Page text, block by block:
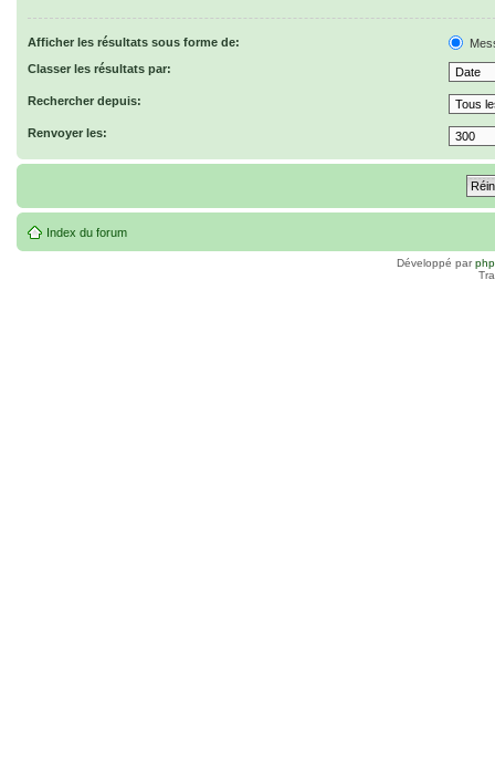
Afficher les résultats sous forme de:
Classer les résultats par:
Rechercher depuis:
Renvoyer les:
Index du forum
Développé par